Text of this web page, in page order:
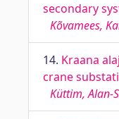
secondary
Kõvamees,
14. Kraana
crane
Küttim, Alan-